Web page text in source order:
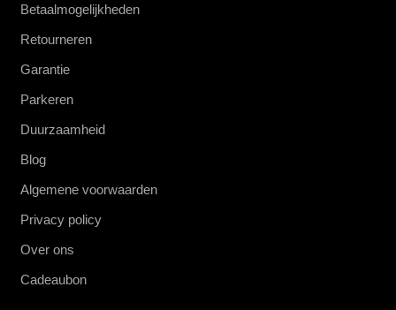
Betaalmogelijkheden
Retourneren
Garantie
Parkeren
Duurzaamheid
Blog
Algemene voorwaarden
Privacy policy
Over ons
Cadeaubon